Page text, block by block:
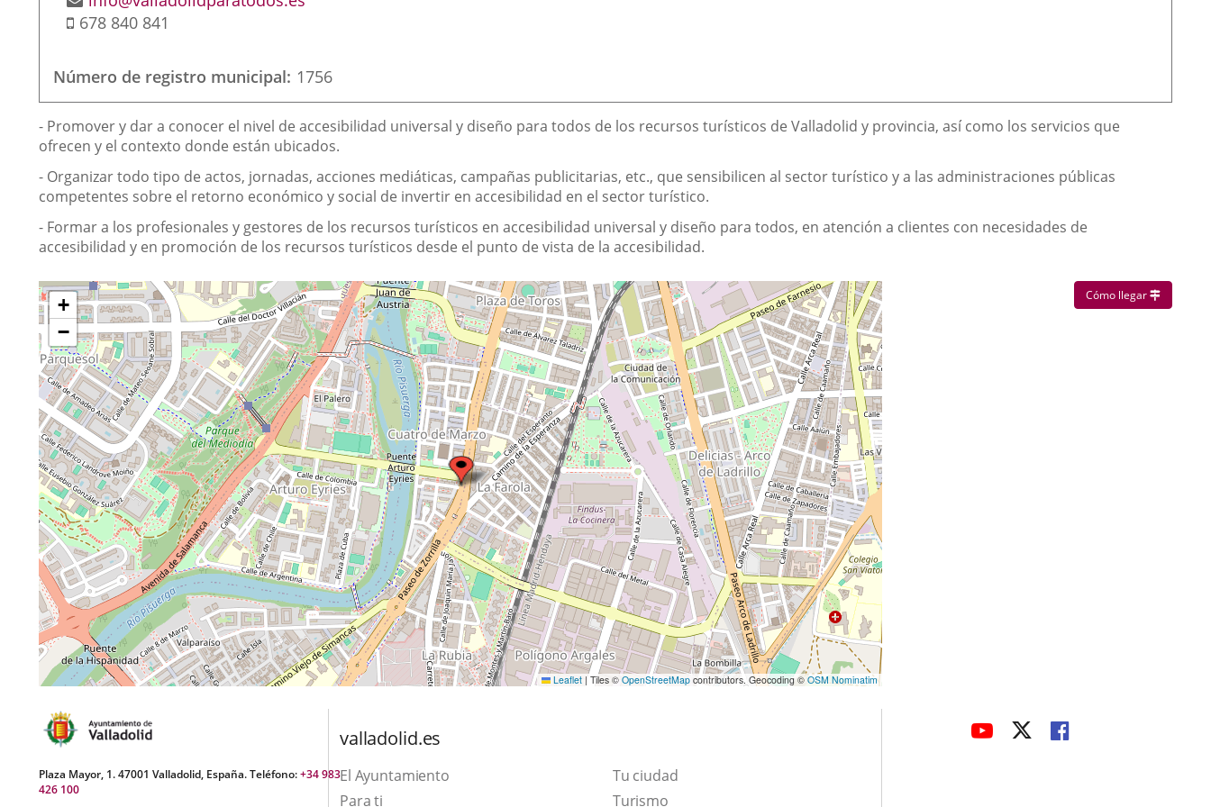
de
electrónico
Móvil
678 840 841
Número de registro municipal 1756
Finalidad
de
la
asociación
- Promover y dar a conocer el nivel de accesibilidad universal y diseño para todos de los recursos turísticos de Valladolid y provincia, así como los servicios que
ofrecen y el contexto donde están ubicados.
- Organizar todo tipo de actos, jornadas, acciones mediáticas, campañas publicitarias, etc., que sensibilicen al sector turístico y a las administraciones públicas
competentes sobre el retorno económico y social de invertir en accesibilidad en el sector turístico.
- Formar a los profesionales y gestores de los recursos turísticos en accesibilidad universal y diseño para todos, en atención a clientes con necesidades de
accesibilidad y en promoción de los recursos turísticos desde el punto de vista de la accesibilidad.
¿Dónde
estamos?
Saltar
mapa
+
−
Leaflet | Tiles © OpenStreetMap contributors. Geocoding © OSM Nominatim
Cómo llegar Enlace a
Plaza Mayor, 1. 47001 Valladolid, España. Teléfono:+34 983
426 100
valladolid.es
El Ayuntamiento
Tu ciudad
Para ti
TurismoEste
ENLACEENLACEENLACE